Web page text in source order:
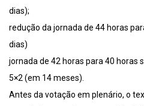
dias);
redução da jornada de 44 horas
dias)
jornada de 42 horas para 40 horas
5×2 (em 14 meses).
Antes da votação em plenário, o